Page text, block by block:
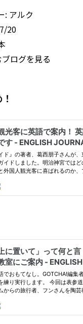
: アルク
20
ログを見る